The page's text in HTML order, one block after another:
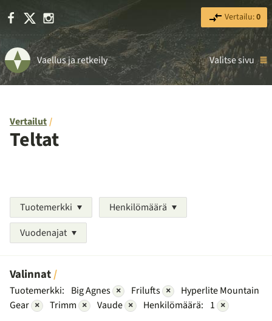
Facebook Instagram Vertailu:0
Vaellus ja retkeily Valitse sivu
Vertailut
Teltat
Tuotemerkki
Henkilömäärä
Vuodenajat
Valinnat
Tuotemerkki: Big Agnes × Frilufts ×
Hyperlite Mountain
Gear × Trimm × Vaude × Henkilömäärä: 1 ×